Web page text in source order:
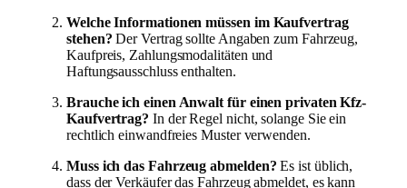
Welche Informationen müssen im Kaufvertrag
stehen? Der Vertrag sollte Angaben zum Fahrzeug,
Kaufpreis, Zahlungsmodalitäten und
Haftungsausschluss enthalten.
Brauche ich einen Anwalt für einen privaten Kfz-
Kaufvertrag? In der Regel nicht, solange Sie ein
rechtlich einwandfreies Muster verwenden.
Muss ich das Fahrzeug abmelden? Es ist üblich,
dass der Verkäufer das Fahrzeug abmeldet, es kann